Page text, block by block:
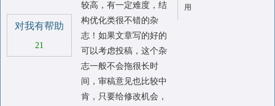
对我有帮助
21
较高，有一定难度，结
构优化类很不错的杂
志！如果文章写的好的
可以考虑投稿，这个杂
志一般不会拖很长时
间，审稿意见也比较中
肯，只要给修改机会，
用